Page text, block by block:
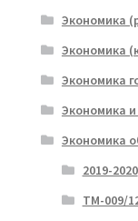
Экономика
Экономика
Экономика
Экономика
Экономика
2019-2020
ТМ-009/